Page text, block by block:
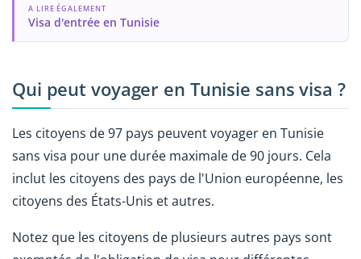
A LIRE ÉGALEMENT
Visa d'entrée en Tunisie
Qui peut voyager en Tunisie sans visa ?
Les citoyens de 97 pays peuvent voyager en Tunisie
sans visa pour une durée maximale de 90 jours. Cela
inclut les citoyens des pays de l'Union européenne, les
citoyens des États-Unis et autres.
Notez que les citoyens de plusieurs autres pays sont